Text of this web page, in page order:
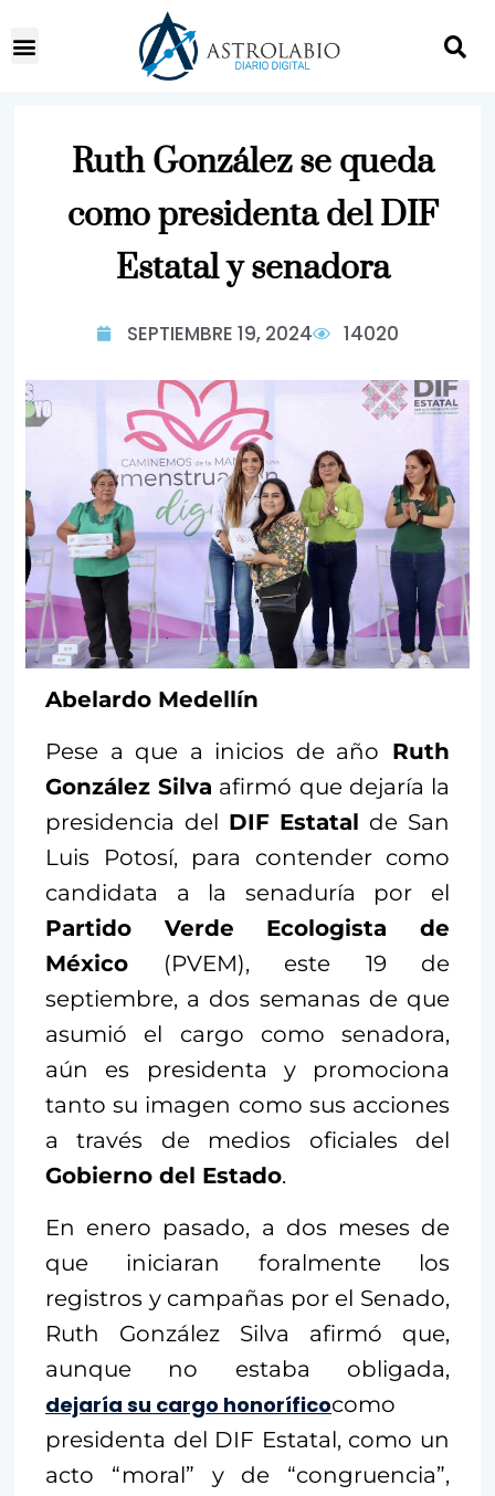
Ruth González se queda
como presidenta del DIF
Estatal y senadora
SEPTIEMBRE 19, 2024 14020
Abelardo Medellín
Pese a que a inicios de año Ruth
González Silva afirmó que dejaría la
presidencia del DIF Estatal de San
Luis Potosí, para contender como
candidata a la senaduría por el
Partido Verde Ecologista de
México (PVEM), este 19 de
septiembre, a dos semanas de que
asumió el cargo como senadora,
aún es presidenta y promociona
tanto su imagen como sus acciones
a través de medios oficiales del
Gobierno del Estado.
En enero pasado, a dos meses de
que iniciaran foralmente los
registros y campañas por el Senado,
Ruth González Silva afirmó que,
aunque no estaba obligada,
dejaría su cargo honoríficocomo
presidenta del DIF Estatal, como un
acto “moral” y de “congruencia”,